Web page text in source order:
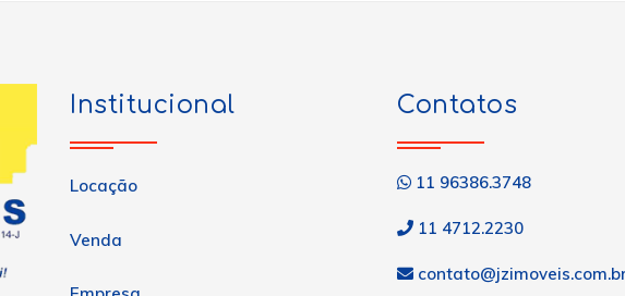
Institucional
Locação
Venda
Contatos
11 96386.3748
11 4712.2230